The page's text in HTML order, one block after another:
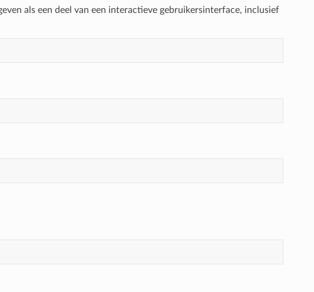
als een deel van een interactieve gebruikersinterface, inclusief